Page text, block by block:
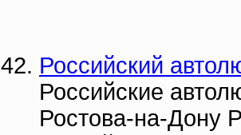
Российский
Российские
Ростова-на-Дону